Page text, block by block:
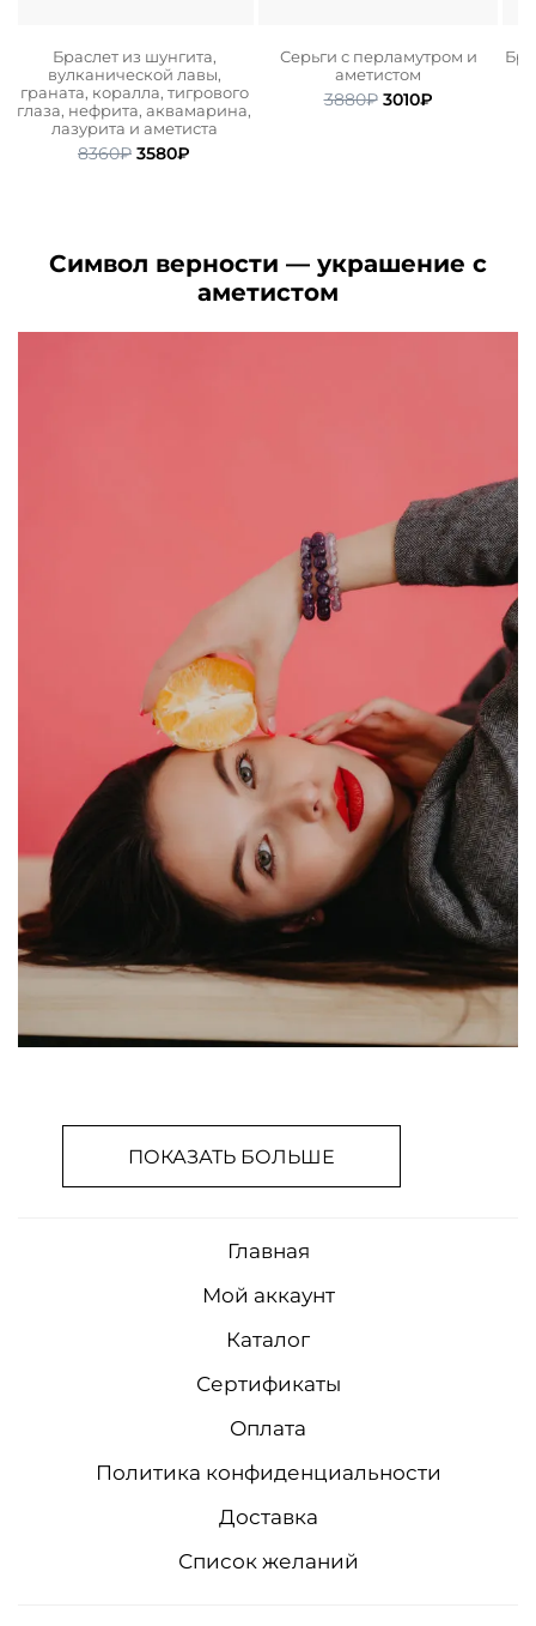
Браслет из шунгита,
вулканической лавы,
граната, коралла, тигрового
глаза, нефрита, аквамарина,
лазурита и аметиста
8360₽ Первоначальная
3580₽
Серьги с перламутром и
аметистом
3880₽ Первоначальная
3010₽Текущая
Символ верности — украшение с
аметистом
ПОКАЗАТЬ БОЛЬШЕ
Главная
Мой аккаунт
Каталог
Сертификаты
Оплата
Политика конфиденциальности
Доставка
Список желаний